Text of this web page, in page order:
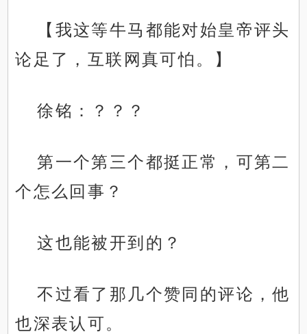
【我这等牛马都能对始皇帝评头
论足了，互联网真可怕。】
徐铭：？？？
第一个第三个都挺正常，可第二
个怎么回事？
这也能被开到的？
不过看了那几个赞同的评论，他
也深表认可。